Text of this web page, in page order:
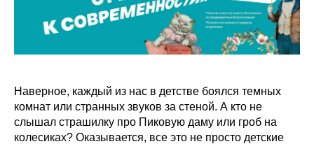
Наверное, каждый из нас в детстве боялся темных
комнат или странных звуков за стеной. А кто не
слышал страшилку про Пиковую даму или гроб на
колесиках? Оказывается, все это не просто детские